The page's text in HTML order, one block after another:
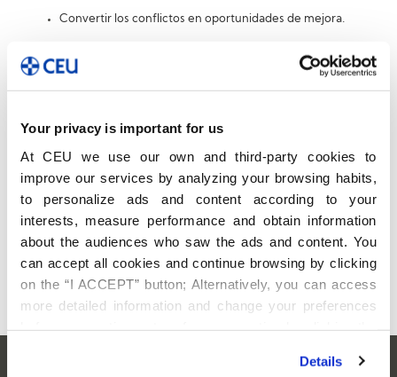
Your privacy is important for us
At CEU we use our own and third-party cookies to
improve our services by analyzing your browsing habits,
to personalize ads and content according to your
interests, measure performance and obtain information
about the audiences who saw the ads and content. You
can accept all cookies and continue browsing by clicking
on the “I ACCEPT” button; Alternatively, you can access
more detailed information and change your preferences
Details
Convertir los conflictos en oportunidades de mejora.
hábitos de relación, comunicación y trabajo, inciden de forma
relación y comunicación contribuyen, sin lugar a duda, a
crear un programa de habilidades de Liderazgo e influencia,
De este modo, este programa, ofrecerá a los participantes
principios,
técnicas y herramientas prácticas para mejorar sus
competencias como personas emprendedoras
positivamente en su entorno y sus colaboradores.
Suscríbete para mantenerte